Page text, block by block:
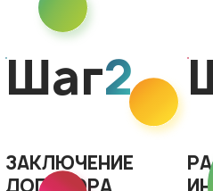
Шаг2
ЗАКЛЮЧЕНИЕ